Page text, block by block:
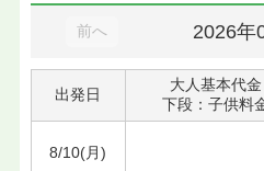
前へ 2026年
出発日
大人基本代金
下段：子供料
8/10(月)